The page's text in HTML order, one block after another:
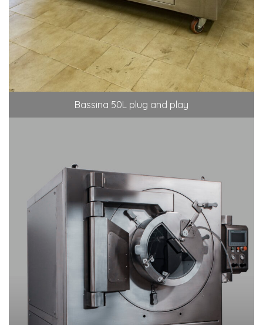
Bassina 50L plug and play